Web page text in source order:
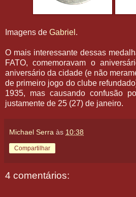
Imagens de Gabriel .
O mais interessante dessas
FATO, comemoravam o
aniversário da cidade (e não
de primeiro jogo do clube
1935, mas causando confusão
justamente de 25 (27) de janeiro.
Michael Serra às 10:38
Compartilhar
4 comentários: